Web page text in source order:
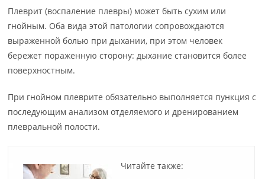
Плеврит (воспаление плевры) может быть сухим или
гнойным. Оба вида этой патологии сопровождаются
выраженной болью при дыхании, при этом человек
бережет пораженную сторону: дыхание становится более
поверхностным.
При гнойном плеврите обязательно выполняется пункция с
последующим анализом отделяемого и дренированием
плевральной полости.
Читайте также: